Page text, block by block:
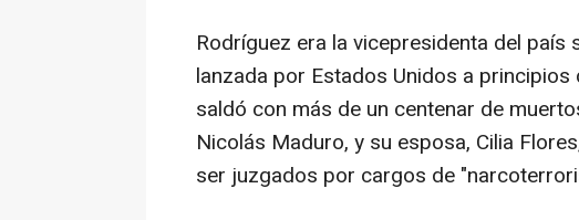
Rodríguez era la vicepresidenta del
lanzada por Estados Unidos a
saldó con más de un centenar de
Nicolás Maduro, y su esposa, Cilia
ser juzgados por cargos de